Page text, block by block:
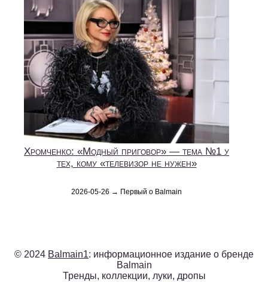
Хромченко: «Модный приговор» — тема №1 у
тех, кому «телевизор не нужен»
2026-05-26 → Первый о Balmain
© 2024 Balmain1: информационное издание о бренде
Balmain
Тренды, коллекции, луки, дропы